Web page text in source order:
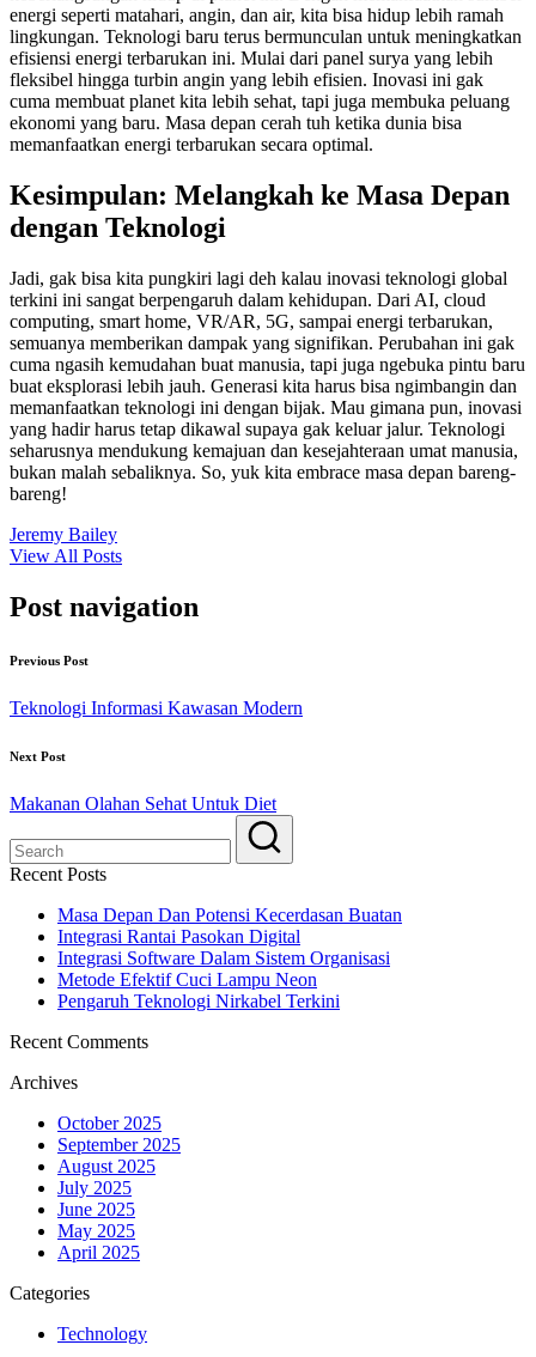
energi seperti matahari, angin, dan air, kita bisa hidup lebih ramah
lingkungan. Teknologi baru terus bermunculan untuk meningkatkan
efisiensi energi terbarukan ini. Mulai dari panel surya yang lebih
fleksibel hingga turbin angin yang lebih efisien. Inovasi ini gak
cuma membuat planet kita lebih sehat, tapi juga membuka peluang
ekonomi yang baru. Masa depan cerah tuh ketika dunia bisa
memanfaatkan energi terbarukan secara optimal.
Kesimpulan: Melangkah ke Masa Depan
dengan Teknologi
Jadi, gak bisa kita pungkiri lagi deh kalau inovasi teknologi global
terkini ini sangat berpengaruh dalam kehidupan. Dari AI, cloud
computing, smart home, VR/AR, 5G, sampai energi terbarukan,
semuanya memberikan dampak yang signifikan. Perubahan ini gak
cuma ngasih kemudahan buat manusia, tapi juga ngebuka pintu baru
buat eksplorasi lebih jauh. Generasi kita harus bisa ngimbangin dan
memanfaatkan teknologi ini dengan bijak. Mau gimana pun, inovasi
yang hadir harus tetap dikawal supaya gak keluar jalur. Teknologi
seharusnya mendukung kemajuan dan kesejahteraan umat manusia,
bukan malah sebaliknya. So, yuk kita embrace masa depan bareng-
bareng!
Jeremy Bailey
View All Posts
Post navigation
Previous Post
Teknologi Informasi Kawasan Modern
Next Post
Makanan Olahan Sehat Untuk Diet
Recent Posts
Masa Depan Dan Potensi Kecerdasan Buatan
Integrasi Rantai Pasokan Digital
Integrasi Software Dalam Sistem Organisasi
Metode Efektif Cuci Lampu Neon
Pengaruh Teknologi Nirkabel Terkini
Recent Comments
Archives
October 2025
September 2025
August 2025
July 2025
June 2025
May 2025
April 2025
Categories
Technology